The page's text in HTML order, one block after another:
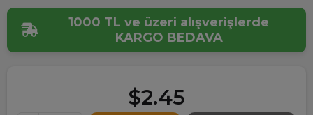
1000 TL ve üzeri alışverişlerde
KARGO BEDAVA
$2.45